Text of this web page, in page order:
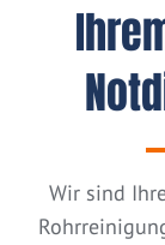
Wir sind